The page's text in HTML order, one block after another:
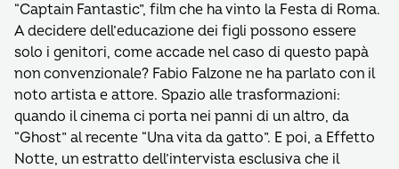
“Captain Fantastic”, film che ha vinto la Festa di Roma.
A decidere dell’educazione dei figli possono essere
solo i genitori, come accade nel caso di questo papà
non convenzionale? Fabio Falzone ne ha parlato con il
noto artista e attore. Spazio alle trasformazioni:
quando il cinema ci porta nei panni di un altro, da
“Ghost” al recente “Una vita da gatto”. E poi, a Effetto
Notte, un estratto dell’intervista esclusiva che il